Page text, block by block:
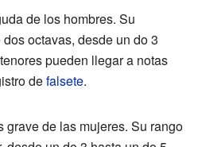
de los hombres. Su
octavas, desde un do 3
pueden llegar a notas
defalsete.
grave de las mujeres. Su rango